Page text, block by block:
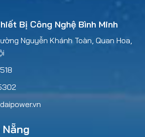
Bị Công Nghệ Bình Minh
Nguyễn Khánh Toàn, Quan Hoa,